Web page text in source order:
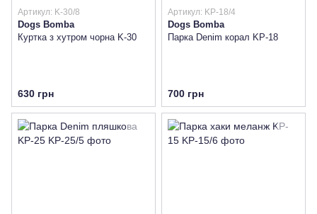
Артикул: K-30/8
Dogs Bomba
Куртка з хутром чорна K-30
630 грн
Артикул: KP-18/4
Dogs Bomba
Парка Denim корал KP-18
700 грн